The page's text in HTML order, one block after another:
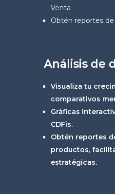
Venta
Obtén reportes
Análisis de
Visualiza tu
comparativos
Gráficas
CDFis.
Obtén reportes
productos,
estratégicas.